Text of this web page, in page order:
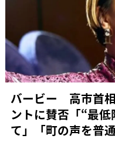
バービー 高市首
ントに賛否「“最
て」「町の声を普